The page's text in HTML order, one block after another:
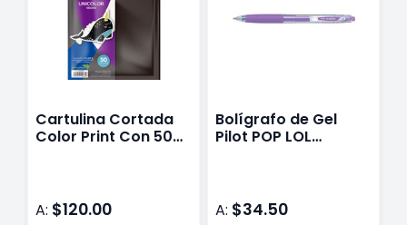
Cartulina Cortada
Color Print Con 50
A: $120.00
Bolígrafo de Gel
Pilot POP LOL
A: $34.50